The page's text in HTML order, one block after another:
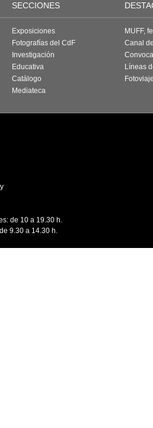
SECCIONES
Exposiciones
Fotografías del CdF
Investigación
Educativa
Catálogo
Mediateca
MUFF,
Canal
Líneas
de 10 a 19.30 h.
9.30 a 14.30 h.